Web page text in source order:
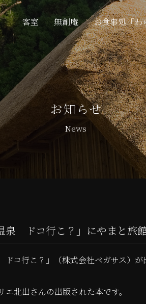
客室 無創庵 お食事処「わ
お知らせ
News
泉 ドコ行こ？」にやまと旅
コ行こ？」（株式会社ペガサス）が
北出さんの出版された本です。